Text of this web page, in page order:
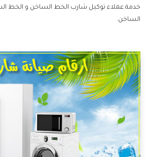
خدمة عملاء توكيل شارب الخط الساخن و الخط
الساخن.